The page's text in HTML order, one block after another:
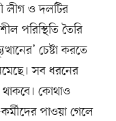
লীগ ও দলটির
পরিস্থিতি তৈরি
চেষ্টা করতে
সব ধরনের
থাকবে। কোথাও
পাওয়া গেলে